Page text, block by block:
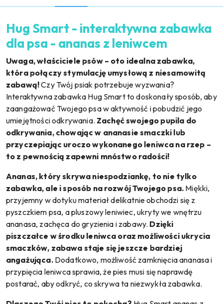
Hug Smart - interaktywna zabawka
dla psa - ananas z leniwcem
Uwaga, właściciele psów – oto idealna zabawka,
która połączy stymulację umysłową z niesamowitą
zabawą!Czy Twój psiak potrzebuje wyzwania?
Interaktywna zabawka Hug Smart to doskonały sposób, aby
zaangażować Twojego psa w aktywność i pobudzić jego
umiejętności odkrywania. Zachęć swojego pupila do
odkrywania, chowając w ananasie smaczki lub
przyczepiając uroczo wykonanego leniwca na rzep –
to z pewnością zapewni mnóstwo radości!
Ananas, który skrywa niespodziankę, to nie tylko
zabawka, ale i sposób na rozwój Twojego psa. Miękki,
przyjemny w dotyku materiał delikatnie obchodzi się z
pyszczkiem psa, a pluszowy leniwiec, ukryty we wnętrzu
ananasa, zachęca do gryzienia i zabawy. Dzięki
piszczałce w środku leniwca oraz możliwości ukrycia
smaczków, zabawa staje się jeszcze bardziej
angażująca.Dodatkowo, możliwość zamknięcia ananasa i
przypięcia leniwca sprawia, że pies musi się naprawdę
postarać, aby odkryć, co skrywa ta niezwykła zabawka.